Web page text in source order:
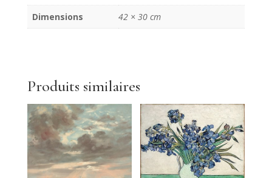
Dimensions
42 × 30 cm
Produits similaires